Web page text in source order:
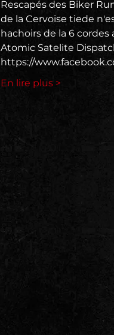
Rescapés des Biker
de la Cervoise tiede
hachoirs de la 6
Atomic Satelite
https://
En lire plus >